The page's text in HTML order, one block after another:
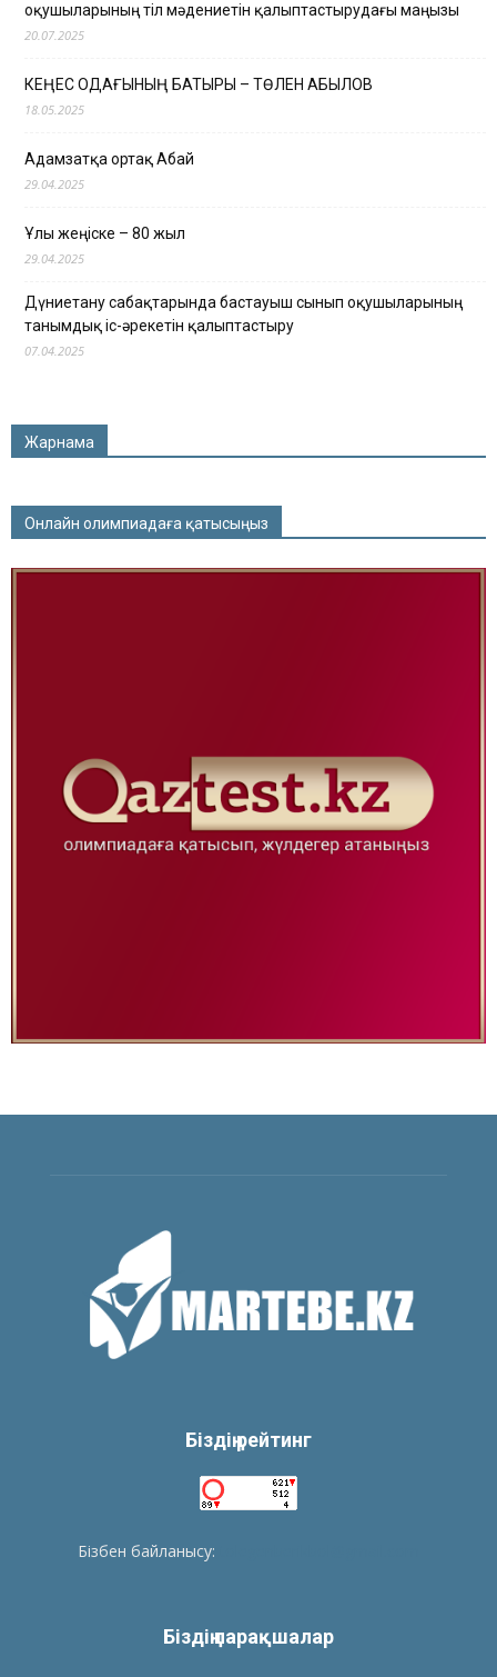
оқушыларының тіл мәдениетін қалыптастырудағы маңызы
20.07.2025
КЕҢЕС ОДАҒЫНЫҢ БАТЫРЫ – ТӨЛЕН ҚАБЫЛОВ
18.05.2025
Адамзатқа ортақ Абай
29.04.2025
Ұлы жеңіске – 80 жыл
29.04.2025
Дүниетану сабақтарында бастауыш сынып оқушыларының
танымдық іс-әрекетін қалыптастыру
07.04.2025
Жарнама
Онлайн олимпиадаға қатысыңыз
Біздің рейтинг
Бізбен байланысу:
Біздің парақшалар